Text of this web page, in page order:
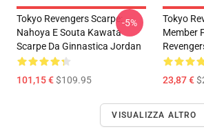
Tokyo Revengers Scarpe:
Nahoya E Souta Kawata
Scarpe Da Ginnastica Jordan
101,15 €$109.95
-5%
Tokyo
Member
23,87 €
VISUALIZZA ALTRO